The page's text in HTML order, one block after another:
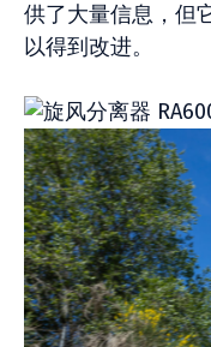
供了大量信息，但
以得到改进。